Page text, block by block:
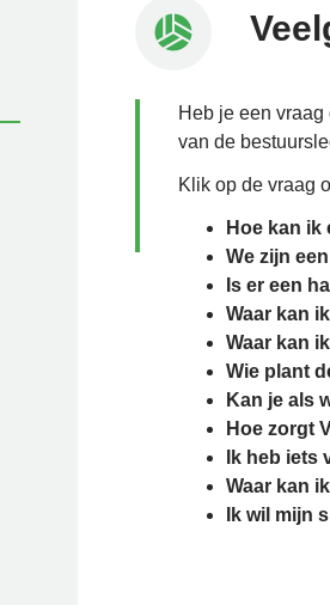
Heb je een
van de
Klik op de vraag
Hoe kan
We zijn
Is er een
Waar kan
Waar kan
Wie plant
Kan je als
Hoe zorgt
Ik heb iets
Waar kan
Ik wil mijn